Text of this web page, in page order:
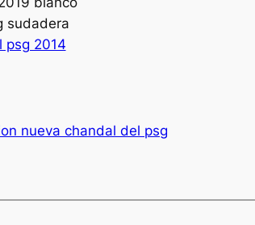
nueva chandal del psg